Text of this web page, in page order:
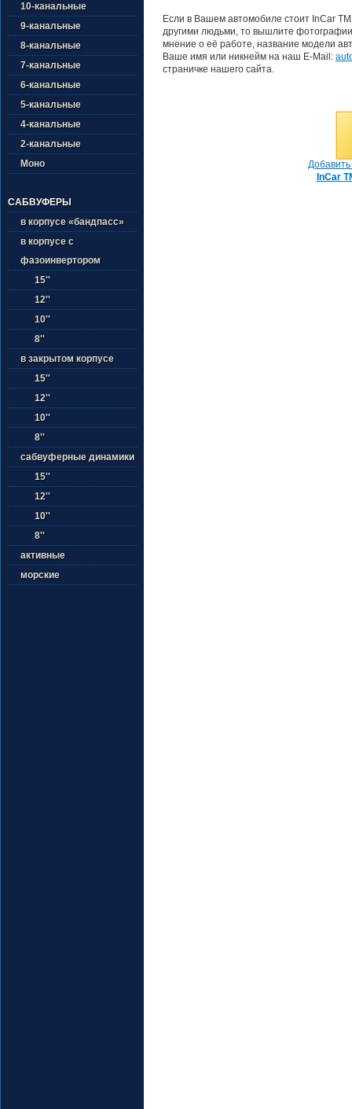
10-канальные
9-канальные
8-канальные
7-канальные
6-канальные
5-канальные
4-канальные
2-канальные
Моно
САБВУФЕРЫ
в корпусе «бандпасс»
в корпусе с
фазоинвертором
15''
12''
10''
8''
в закрытом корпусе
15''
12''
10''
8''
сабвуферные динамики
15''
12''
10''
8''
активные
морские
Если в Вашем автомобиле стоит InCar
другими людьми, то вышлите
мнение о её работе, название модели
Ваше имя или никнейм на наш E-Mail:
страничке нашего сайта.
InCar